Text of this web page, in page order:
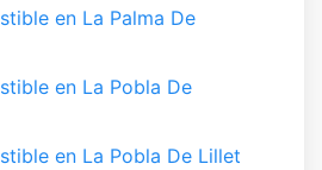
en La Palma De
en La Pobla De
en La Pobla De Lillet